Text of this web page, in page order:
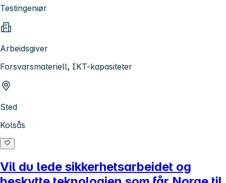
Testingeniør
Arbeidsgiver
Forsvarsmateriell, IKT-kapasiteter
Sted
Kolsås
Vil du lede sikkerhetsarbeidet og